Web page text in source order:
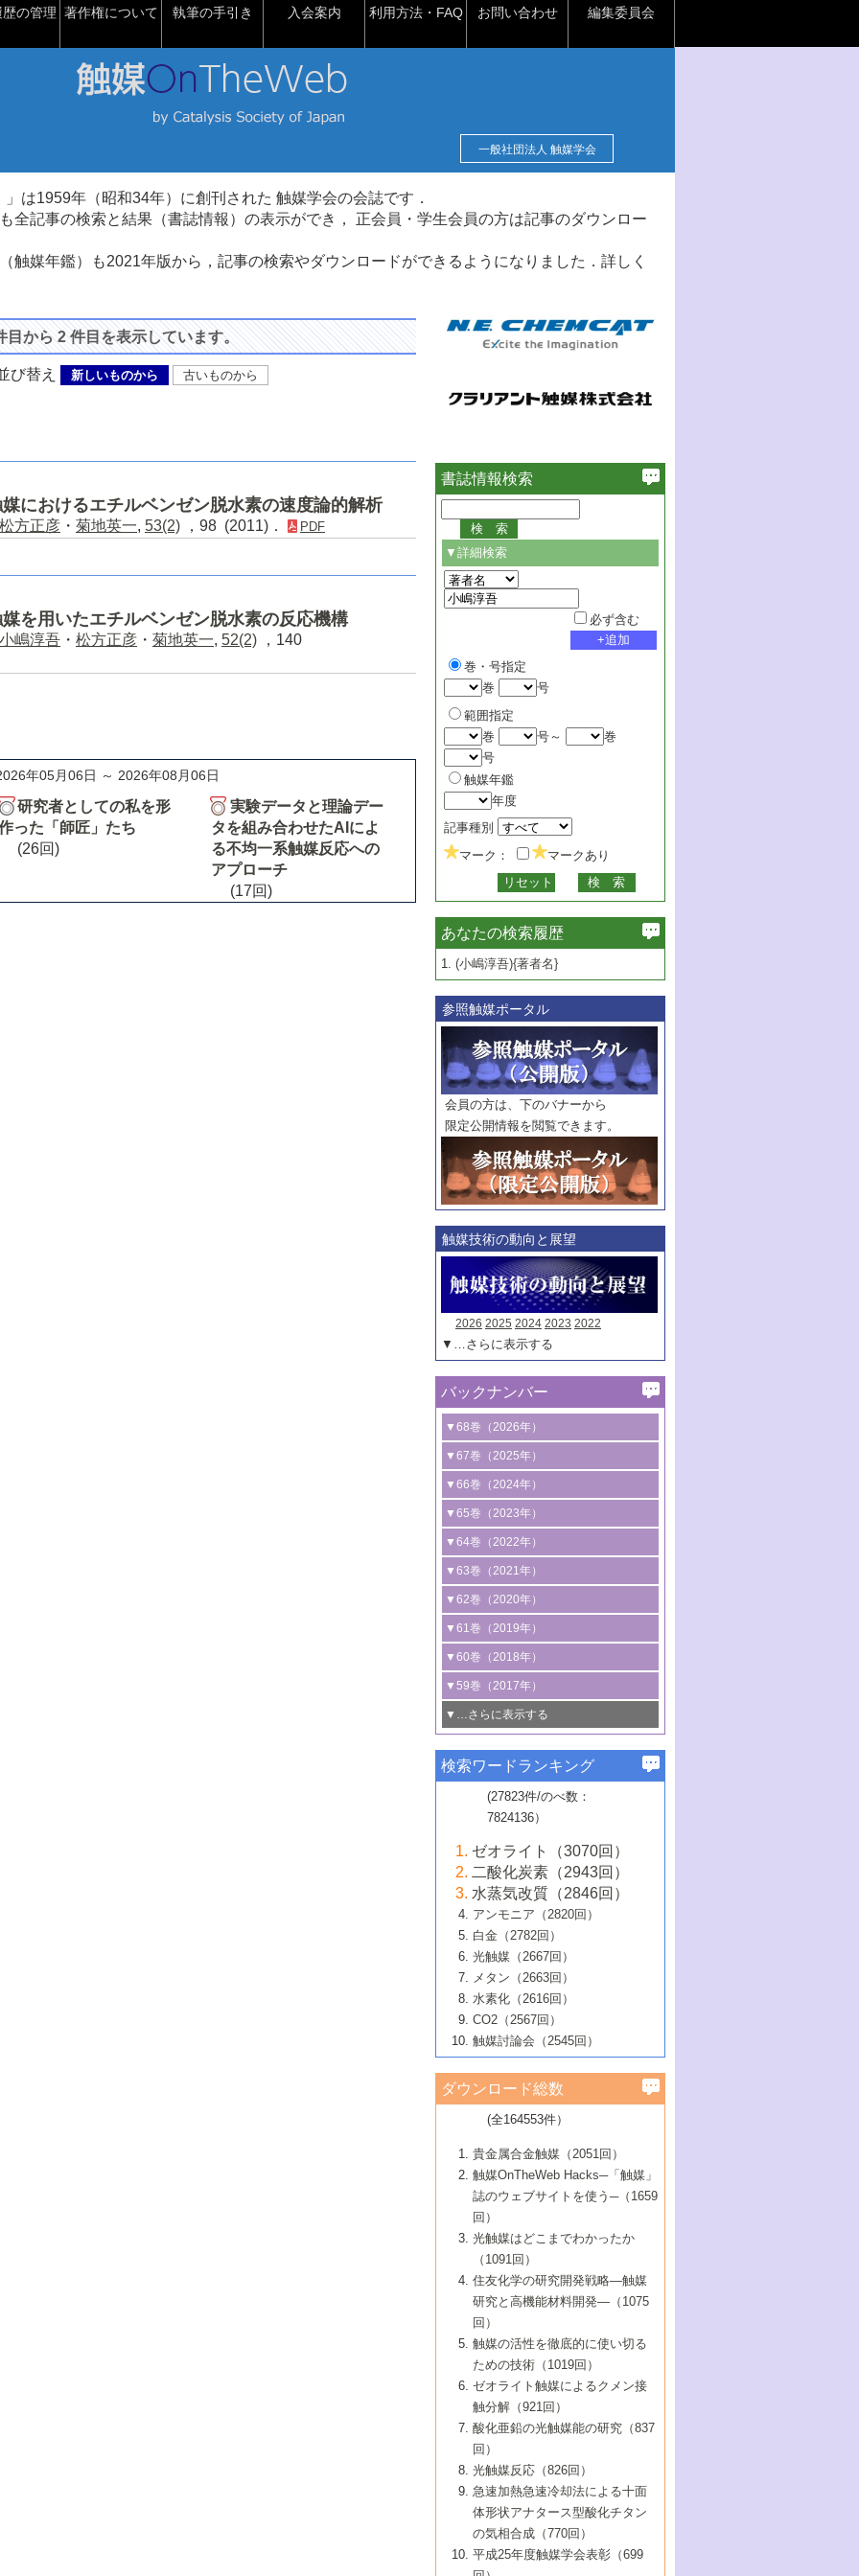
の管理 著作権について 執筆の手引き 入会案内 利用方法・FAQ お問い合わせ 編集委員会
一般社団法人 触媒学会
」は1959年（昭和34年）に創刊された 触媒学会の会誌です．
全記事の検索と結果（書誌情報）の表示ができ， 正会員・学生会員の方は記事のダウンロー
触媒年鑑）も2021年版から，記事の検索やダウンロードができるようになりました．詳しく
目から 2 件目を表示しています。
替え 新しいものから 古いものから
におけるエチルベンゼン脱水素の速度論的解析
松方正彦 ・ 菊地英一, 53(2) ，98 (2011)． PDF
を用いたエチルベンゼン脱水素の反応機構
小嶋淳吾 ・ 松方正彦 ・ 菊地英一, 52(2) ，140
年05月06日 ～ 2026年08月06日
研究者としての私を形
った「師匠」たち
(26回)
実験データと理論デー
タを組み合わせたAIによ
る不均一系触媒反応への
アプローチ
(17回)
書誌情報検索
▼詳細検索
必ず含む
巻・号指定
巻
号
範囲指定
巻
号～
巻
号
触媒年鑑
年度
記事種別
マーク：
マークあり
あなたの検索履歴
1. (小嶋淳吾){著者名}
参照触媒ポータル
会員の方は、下のバナーから
限定公開情報を閲覧できます。
触媒技術の動向と展望
2026 2025 2024 2023 2022
▼…さらに表示する
バックナンバー
▼68巻（2026年）
1号 過酸化水素合成に関する研究動向
2号 コンピューター技術により加速する
触媒開発
3号 有機分子変換やCO 資源化のための
光触媒に関する最近の研究
B号 第137回触媒討論会（2026年）
▼67巻（2025年）
1号 CO
水素化によるグリーン燃料/グリ
ーンケミカル製造
2号 水素製造のための水分解技術に関す
る最近の研究
3号 オレフィン系樹脂の精密合成に関す
る最新技術
4号 アルコール類の効率的変換を実現す
る非貴金属触媒の研究動向
5号 ゼオライトの合成と応用における研
究動向
6号 ヘテロ接合界面
B号 第135回触媒討論会（2025年）
▼66巻（2024年）
1号 低次元ナノ構造を有する触媒材料
2号 規制反応場を活用した固体触媒研究
の新展開
3号 未踏分子変換を目指した酸化触媒プ
ロセスの最前線
4号 シンクロトロン放射光および中性子
線を利用した触媒解析技術の最先端
5号 単原子触媒
6号 参照触媒委員会からのお知らせ
B号 第133回触媒討論会（2023年）
▼65巻（2023年）
1号 炭素が関わる触媒機能
2号 プラスチックケミカルリサイクルの
ための触媒技術
3号 非酸化物系金属化合物を基盤とした
触媒材料の開発
4号 格子酸素・格子酸素欠陥を利用した
触媒反応
5号 生体触媒によるエネルギー変換反応
6号 窒素とリンの循環のための触媒・機
能性材料
▼64巻（2022年）
1号 合成ガス製造とCOを用いるケミカル
ズ合成の最新動向
2号 化学品合成のための合金触媒開発
3号 CO の排出削減および有効活用のた
めの触媒技術
4号 若手による情報発信企画～とびたて
若き触媒の研究者たち～（1）
若き触媒の研究者たち～（2）
6号 石油のノーブル・ユースを志向した
触媒技術
大学：オンライン・対面開催）
▼63巻（2021年）
1号 金触媒の新展開
2号 ペロブスカイト
3号 特殊反応場を利用した触媒的分子変
換反応
4号 多孔質材料を用いた触媒の新展開
5号 情報学的手法を用いた触媒開発
6号 カーボンニュートラルに向けた電解
技術
B号 第127回触媒討論会（2021年・オン
ライン開催(Zoom)のみ）
▼62巻（2020年）
1号 触媒設計を拓く欠陥構造のキャラク
タリゼーション
2号 機能化学品製造に資するクリーンな
触媒的酸化反応
3号 水処理のための触媒化学
4号 光触媒を用いた水分解の最新の研究
動向
5号 次世代の触媒プロセスを支えるマイ
6号 メタン転換技術の最新動向
B号 第125回触媒討論会（2020年・工学
院大学）
▼61巻（2019年）
1号 物質移動制御に着目した触媒プロセ
ス開発
2号 CO2 フリー水素サプライチェーンに
関わる触媒開発動向
3号 精密高分子合成に関する最近の研究
動向
4号 バイオマス化成品製造のための触媒
5号 固体触媒による含窒素有機化合物変
換の最前線
6号 貴金属使用量低減に向けた自動車排
ガス浄化触媒の開発
B号 第123回触媒討論会（2019年・大阪
▼60巻（2018年）
1号 固体酸触媒の最新の研究動向
2号 二酸化炭素からの有用化学品合成
3号 ナノ粒子・クラスター触媒の最前線
4号 60周年記念企画
5号 進化するゼオライト合成技術
6号 非貴金属系触媒における電気化学的
B号 第121回触媒討論会（2018年・東京
大学）
▼59巻（2017年）
1号 いたるところに，触媒
最先端技術
3号 無機分離膜材料の開発と触媒反応プ
ロセスへの適用
5号 水素のふるまいを解き明かす最先端
研究
6号 低級アルカンの有効利用のための触
媒技術
B号 第119回触媒討論会（2017年・首都
大学東京）
▼…さらに表示する
1号 ユニークな構造の高分子を生み出す触
2号 リグニンからの化成品製造に向けた触
媒技術
3号 触媒研究の最先端～とびたて若き研究
者たち～（1）
4号 触媒研究の最先端～とびたて若き研究
者たち～（2）
5号 触媒研究の最先端～とびたて若き研究
者たち～（3）
6号 イオニクス材料と燃料電池・電解合成
の最新の研究動向
B号 第117回触媒討論会（2016年・大阪府
立大学）
▼57巻（2015年）
1号 水素キャリアにかかわる触媒技術の新
2号 石油精製用触媒の最近の進展
3号 固体酸化物形燃料電池（SOFC）におけ
るアノード触媒上での燃料直接改質技術
4号 コアシェル構造の制御による触媒機能
5号 工業触媒およびその周辺技術の最近の
進歩
6号 ナノシート
B号 第115回触媒討論会（2015年・成蹊大
▼56巻（2014年）
2号 光触媒反応機構に関する最新の研究動
向
開発動向
4号 人工光合成に向けた近年のアプローチ
5号 未利用熱エネルギーの有効活用に貢献
する触媒技術
6号 ポリオキソメタレート
B号 第113回触媒討論会（2014年・ロワジ
ールホテル豊橋）
1号 高耐久性燃料電池システム用触媒にお
ける新展開
2号 リビングラジカル重合の最近の動向
3号 天然ガスの化学工業的展開に関する触
媒技術
4号 貴金属触媒の精密構造制御とその活用
5号 バイオマス化成品製造のための固体触
6号 ナノ空間─吸着状態解析から新機能開拓
B号 第111回触媒討論会（2013年・関西大
▼54巻（2012年）
1号 規則性多孔体の利用技術における最近
の進歩
2号 第109回触媒討論会
3号 貴金属低減技術の最新動向
4号 貴金属代替技術の最新動向
5号 光触媒による物質変換反応の新展開
6号 グラフェン
7号 水素を利用する化成品合成の新潮流
▼53巻（2011年）
1号 金属学から見る合金触媒の新展開
2号 第107回触媒討論会
3号 触媒のその場観察法の進歩（１）
4号 触媒のその場観察法の進歩（２）
5号 不活性結合の触媒的活性化による有機
合成
6号 新しい固体酸触媒技術
7号 ゼオライト合成における最近の進歩
▼52巻（2010年）
1号 触媒の劣化対策と長寿命触媒開発
2号 第105回触媒討論会
3号 ナノ構造が拓く新機能
4号 活性サイトおよびその環境の精密な設
計による触媒の高機能化
5号 触媒を有効に使うための技術
7号 有機分子触媒による精密有機合成
8号 高機能化ポリオレフィンに向けた重合
触媒の最近の進展
1号 炭素材料－熱い注目を集める材料－
2号 第103回触媒討論会
3号 環境浄化用光触媒の現状と課題
4号 水素社会の実現に向けた水素製造・貯
蔵技術の進歩
5号 CO2が関わる触媒・材料
7号 持続可能社会実現のための触媒および
触媒関連技術
▼50巻（2008年）
1号 触媒化学と学会のこの10年，半世紀，
そして未来
2号 第101回触媒討論会
4号 錯体を利用したユニークな表面構造の
構築と機能
5号 若手会員による触媒研究の未来展望1：
企業編
6号 第102回触媒討論会
7号 触媒・化学反応における計算化学の進
8号 若手研究者による触媒研究の未来展望
2：大学・研究所編
▼49巻（2007年）
1号 含フッ素化合物の合成と触媒
2号 第99回触媒討論会
3号 実用的ファインケミカル合成プロセス
を実現する触媒
5号 こんな物質，あんな物質―新たな触媒
の可能性―
7号 『結晶の化学』を活かした触媒研究
8号 イオン液体の応用
▼48巻（2006年）
1号 固体酸触媒の最近の進歩
2号 第97回触媒討論会
3号 リビング重合触媒の最近の展開
5号 水素製造・貯蔵のための触媒技術の新
しい展開
6号 第98回触媒討論会
7号 基礎化学品製造の触媒技術
8号 多機能型リアクター
1号 最近の触媒担体とその効果
2号 第95回触媒討論会
4号 水分解用光触媒材料
5号 時間分解分光の進歩と応用
6号 第96回触媒討論会
8号 超臨界流体を用いた化学プロセスの新
▼46巻（2004年）
1号 部分酸化反応触媒の最前線
2号 第93回触媒討論会
3号 特殊エネルギー場の触媒反応
4号 生体内における金属の触媒作用
5号 ファインケミカルズの展開に寄与する
6号 第94回触媒討論会
7号 サブナノレベルでみた新しい表面現象
8号 オレフィン重合触媒の新たな展
▼45巻（2003年）
1号 なぜこの触媒が良いのか？
2号 第91回触媒討論会
3号 最近の自動車排ガス処理技術
4号 触媒研究の現状と将来─第90回触媒討論
5号 基礎化学品製造の触媒技術
6号 第92回触媒討論会
7号 基礎化学品製造の触媒技術
8号 資源の循環と触媒技術
▼44巻（2002年）
1号 高次制御された触媒の化学
2号 第89回触媒討論会
3号 触媒を利用した電気化学の新展開
4号 ナノ材料の調製と機能化
5号 こんな触媒が欲しい
6号 第90回触媒討論会
7号 触媒研究と学術雑誌/情報
8号 若い世代からみた触媒化学の現状と未
▼43巻（2001年）
1号 グリーンケミストリーと触媒
2号 第87回触媒討論会特集号
3号 生体触媒とバイオプロセス
4号 水素製造・利用の触媒化学
5号 触媒研究における新しい切り口：コン
ビナトリアルケミストリー
6号 第88回触媒討論会特集号
7号 企業における触媒研究のブレークスル
8号 この材料を触媒として使ってみません
▼42巻（2000年）
1号 触媒反応工学の明日を拓く
2号 第85回触媒討論会
3号 反応ダイナミクス
5号 触媒のおもしろさをどのように伝える
6号 第86回触媒討論会
7号 水素化精製触媒の新しい展開
8号 新しい反応性と機能性を目指した金属
クラスタ-化学
▼41巻（1999年）
1号 孔、穴、あな?-特異な空間とその利用-
2号 第83回触媒討論会
3号 均一系触媒反応最前線
4号 実用炭素材料の新展開
5号 研究の方法論を考える
7号 機能性金属材料と触媒
8号 触媒研究へのNMRの応用と展望
▼40巻（1998年）
進展と21世紀への提言/創立40周年記念・触
媒学会この10年の歩みとこれから/創立40周
2号 第81回触媒討論会
3号 計算機触媒化学へのさそい
4号 触媒劣化の制御と予測
5号 最新の実用プロセスと触媒
6号 第82回触媒討論会
7号 ナノ構造体の化学
8号 あの反応は今
1号 均一系と不均一系触媒反応-その特徴と
接点
2号 第79回触媒討論会
3号 最新NO除去触媒の実用化研究
4号 新しい反応場を目指した触媒調製
5号 反応・分離技術の新しい展開
6号 第80回触媒討論会
8号 AFMでみる世界
▼38巻（1996年）
1号 触媒の構造と触媒作用/C1化学を中心と
する21世紀への触媒
3号 オリンピックメダル:金・銀・銅はどん
な触媒作用を示すか
4号 触媒作用における機能の複合化
5号 未来を拓け！若手研究者
6号 第78回触媒討論会
7号 ダイナミックな領域への触媒研究の展
開/C1化学を中心とする21世紀への触媒
▼37巻（1995年）
1号 ファインケミカルズと固体触媒
2号 第75回触媒討論会
3号 希土類を利用した触媒
4号 触媒とリサイクル
5号 エネルギー変換触媒
6号 第76回触媒討論会
7号 表面吸着相の新しい展開
8号 マイクロポーラス・クリスタル触媒の
▼36巻（1994年）
1号 電気化学と触媒
2号 第73回触媒討論会
3号 C4化学の展開
4号 《通常号》
5号 《通常号》
6号 第74回触媒討論会
▼35巻（1993年）
1号 工業触媒開発マニュアル―探索から工
業化まで
2号 第71回触媒討論会
3号 研究開発のうらおもて―着想と展開
4号 触媒劣化と寿命の予測
5号 環境に優しい触媒
▼34巻（1992年）
1号 インパクトを与えたこの研究
2号 第69回触媒討論会
3号 ケミカルズ合成触媒―新しい展開と応
▼33巻（1991年）
1号 触媒プロセス開発マニュアル―探索か
ら工業化まで，知っておきたいこと PartII
2号 第67回触媒討論会
▼32巻（1990年）
1号 21世紀に向けて触媒研究の飛躍をめざ
す―触媒化学の裾野を広げよう
2号 第65回触媒討論会
▼31巻（1989年）
1号 情報科学と反応設計・材料設計
▼30巻（1988年）
検索ワードランキング
(27823件/のべ数：
7824136）
ゼオライト（3070回）
二酸化炭素（2943回）
水蒸気改質（2846回）
アンモニア（2820回）
白金（2782回）
光触媒（2667回）
メタン（2663回）
水素化（2616回）
CO2（2567回）
触媒討論会（2545回）
ダウンロード総数
(全164553件）
貴金属合金触媒（2051回）
触媒OnTheWeb Hacks─「触媒」
誌のウェブサイトを使う─（1659
回）
光触媒はどこまでわかったか
（1091回）
住友化学の研究開発戦略―触媒
研究と高機能材料開発―（1075
回）
触媒の活性を徹底的に使い切る
ための技術（1019回）
ゼオライト触媒によるクメン接
触分解（921回）
酸化亜鉛の光触媒能の研究（837
回）
光触媒反応（826回）
急速加熱急速冷却法による十面
体形状アナタース型酸化チタン
の気相合成（770回）
平成25年度触媒学会表彰（699